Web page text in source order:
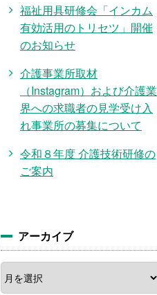
福祉用具研修会「インカム
有効活用のトリセツ」開催
のお知らせ
介護事業所取材
（Instagram）および介護業
界への求職者の見学受け入
れ事業所の募集について
令和８年度 介護技術研修の
ご案内
アーカイブ
ア
ー